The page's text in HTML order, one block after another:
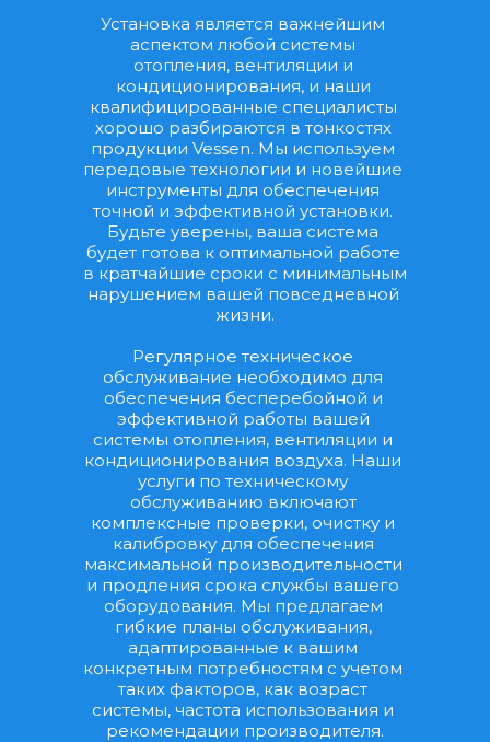
Установка является важнейшим
аспектом любой системы
отопления, вентиляции и
кондиционирования, и наши
квалифицированные специалисты
хорошо разбираются в тонкостях
продукции Vessen. Мы используем
передовые технологии и новейшие
инструменты для обеспечения
точной и эффективной установки.
Будьте уверены, ваша система
будет готова к оптимальной работе
в кратчайшие сроки с минимальным
нарушением вашей повседневной
жизни.
Регулярное техническое
обслуживание необходимо для
обеспечения бесперебойной и
эффективной работы вашей
системы отопления, вентиляции и
кондиционирования воздуха. Наши
услуги по техническому
обслуживанию включают
комплексные проверки, очистку и
калибровку для обеспечения
максимальной производительности
и продления срока службы вашего
оборудования. Мы предлагаем
гибкие планы обслуживания,
адаптированные к вашим
конкретным потребностям с учетом
таких факторов, как возраст
системы, частота использования и
рекомендации производителя.